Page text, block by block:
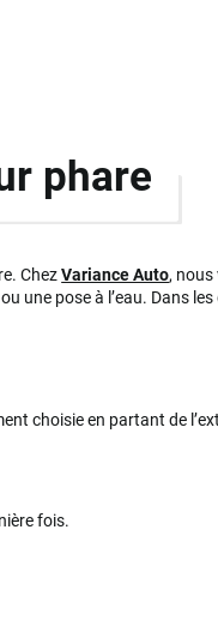
phare
ChezVariance Auto, nous
une pose à l’eau. Dans les
choisie en partant de
fois.